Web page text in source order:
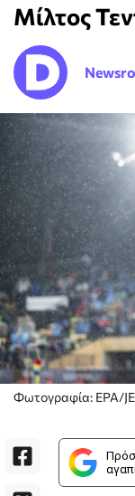
Μίλτος
Φωτογραφία: EPA/